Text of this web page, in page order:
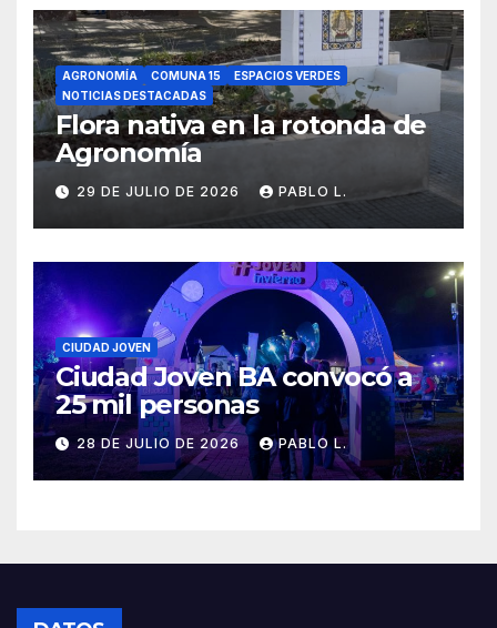
AGRONOMÍA COMUNA 15
ESPACIOS VERDES
NOTICIAS DESTACADAS
Flora nativa en la rotonda de
Agronomía
29 DE JULIO DE 2026 PABLO L.
CIUDAD JOVEN
Ciudad Joven BA convocó a
25 mil personas
28 DE JULIO DE 2026 PABLO L.